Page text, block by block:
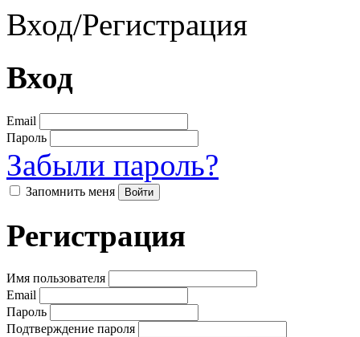
Вход/Регистрация
Вход
Email
Пароль
Забыли пароль?
Запомнить меня
Регистрация
Имя пользователя
Email
Пароль
Подтверждение пароля